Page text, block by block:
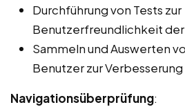
Durchführung von Tests zur
Benutzerfreundlichkeit
Sammeln und Auswerten
Benutzer zur
Navigationsüberprüfung: